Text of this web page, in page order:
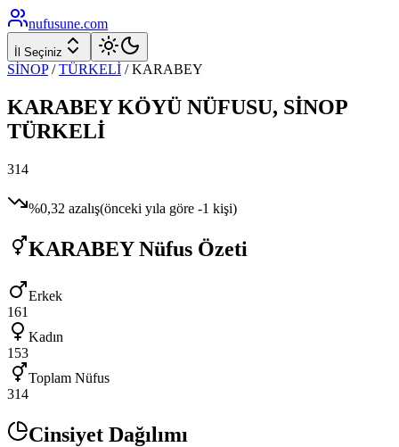
nufusune.com
İl Seçiniz
SİNOP / TÜRKELİ /KARABEY
KARABEYKÖYÜ NÜFUSU, SİNOP
TÜRKELİ
314
%0,32 azalış(önceki yıla göre -1 kişi)
KARABEYNüfus Özeti
Erkek
161
Kadın
153
Toplam Nüfus
314
Cinsiyet Dağılımı